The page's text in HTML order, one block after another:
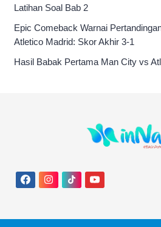
Latihan Soal Bab 2
Epic Comeback Warnai
Atletico Madrid: Skor Akhir 3-1
Hasil Babak Pertama Man City vs